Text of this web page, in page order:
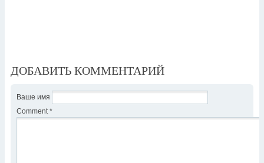
ДОБАВИТЬ КОММЕНТАРИЙ
Ваше имя
Comment *